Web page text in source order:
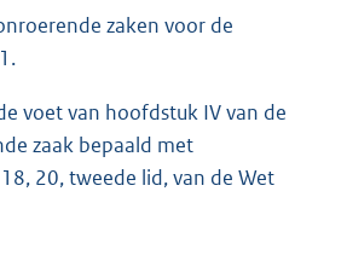
zaken voor de
voet van hoofdstuk IV van de
zaak bepaald met
20, tweede lid, van de Wet